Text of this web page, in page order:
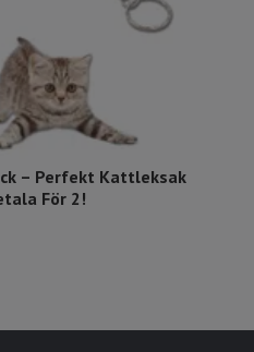
– Perfekt Kattleksak
För 2!